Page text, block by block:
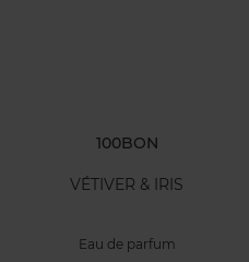
100BON
VÉTIVER & IRIS
Eau de parfum